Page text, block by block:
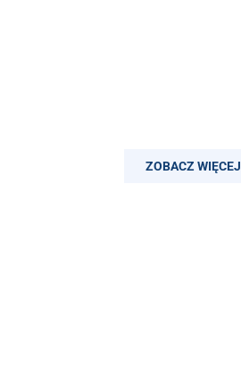
ZOBACZ WIĘCEJ